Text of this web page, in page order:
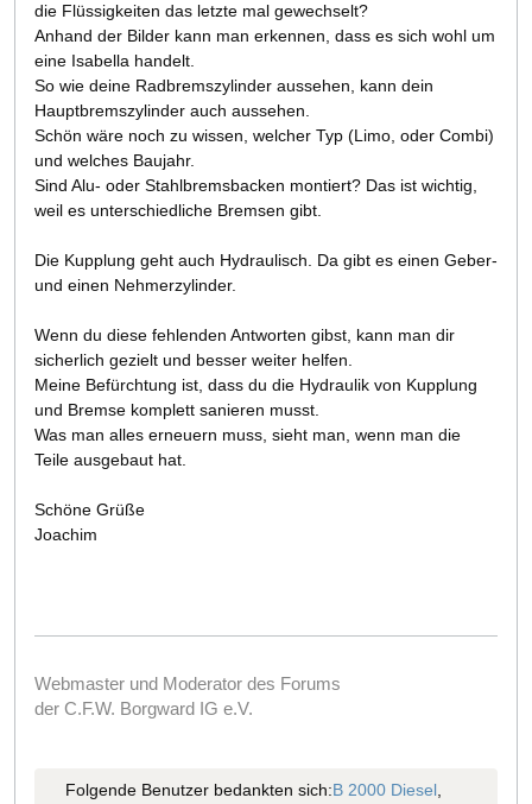
die Flüssigkeiten das letzte mal gewechselt?
Anhand der Bilder kann man erkennen, dass es sich wohl um
eine Isabella handelt.
So wie deine Radbremszylinder aussehen, kann dein
Hauptbremszylinder auch aussehen.
Schön wäre noch zu wissen, welcher Typ (Limo, oder Combi)
und welches Baujahr.
Sind Alu- oder Stahlbremsbacken montiert? Das ist wichtig,
weil es unterschiedliche Bremsen gibt.
Die Kupplung geht auch Hydraulisch. Da gibt es einen Geber-
und einen Nehmerzylinder.
Wenn du diese fehlenden Antworten gibst, kann man dir
sicherlich gezielt und besser weiter helfen.
Meine Befürchtung ist, dass du die Hydraulik von Kupplung
und Bremse komplett sanieren musst.
Was man alles erneuern muss, sieht man, wenn man die
Teile ausgebaut hat.
Schöne Grüße
Joachim
Webmaster und Moderator des Forums
der C.F.W. Borgward IG e.V.
Folgende Benutzer bedankten sich:B 2000 Diesel,